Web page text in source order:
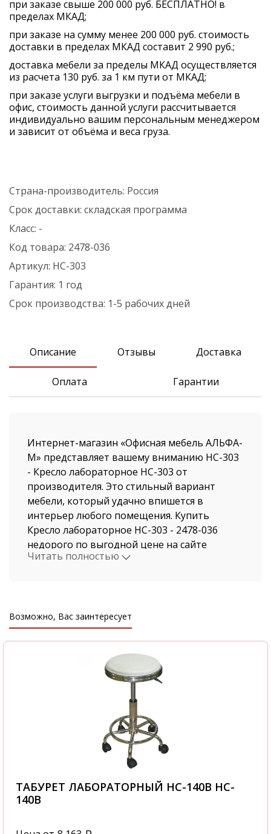
при заказе свыше 200 000 руб. БЕСПЛАТНО! в
пределах МКАД;
при заказе на сумму менее 200 000 руб. стоимость
доставки в пределах МКАД составит 2 990 руб.;
доставка мебели за пределы МКАД осуществляется
из расчета 130 руб. за 1 км пути от МКАД;
при заказе услуги выгрузки и подъёма мебели в
офис, стоимость данной услуги рассчитывается
индивидуально вашим персональным менеджером
и зависит от объёма и веса груза.
Страна-производитель: Россия
Срок доставки: складская программа
Класс: -
Код товара: 2478-036
Артикул: HC-303
Гарантия: 1 год
Срок производства: 1-5 рабочих дней
Описание Отзывы Доставка
Оплата Гарантии
Интернет-магазин «Офисная мебель АЛЬФА-
М» представляет вашему вниманию HC-303
- Кресло лабораторное HC-303 от
производителя. Это стильный вариант
мебели, который удачно впишется в
интерьер любого помещения. Купить
Кресло лабораторное HC-303 - 2478-036
недорого по выгодной цене на сайте
нашего магазина, можно не выходя из дома.
компании.
быстрая доставка от нашего магазина
поразит даже самых привередливых
покупателей. Доставка осуществляется по
Москве и Московской области
автотранспортом компании ООО "Офисная
мебель АЛЬФА-М", а также по всем
регионам России. В нашем интернет-
магазине вы найдете Кресло лабораторное
HC-303 в наличии - HC-303. Вы
самостоятельно сможете быстро оформить
заказ Кресло лабораторное HC-303 - 2478-
Читать полностью
Возможно, Вас заинтересует
ТАБУРЕТ ЛАБОРАТОРНЫЙ HC-140B HC-
140B